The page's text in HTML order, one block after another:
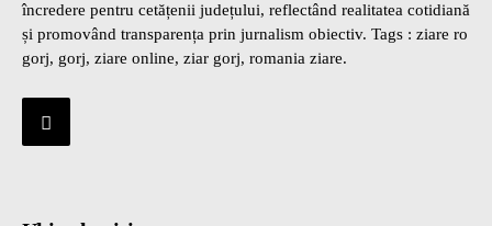
încredere pentru cetățenii județului, reflectând realitatea cotidiană
și promovând transparența prin jurnalism obiectiv. Tags : ziare ro
gorj, gorj, ziare online, ziar gorj, romania ziare.